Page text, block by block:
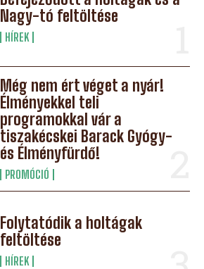
Nagy-tó feltöltése
HÍREK
Még nem ért véget a nyár!
Élményekkel teli
programokkal vár a
tiszakécskei Barack Gyógy-
és Élményfürdő!
PROMÓCIÓ
Folytatódik a holtágak
feltöltése
HÍREK